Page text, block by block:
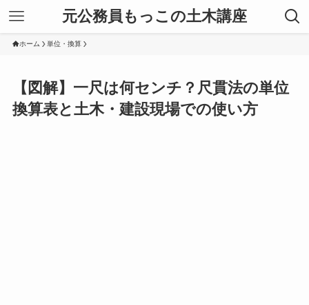
元公務員もっこの土木講座
ホーム 単位・換算
【図解】一尺は何センチ？尺貫法の単位
換算表と土木・建設現場での使い方